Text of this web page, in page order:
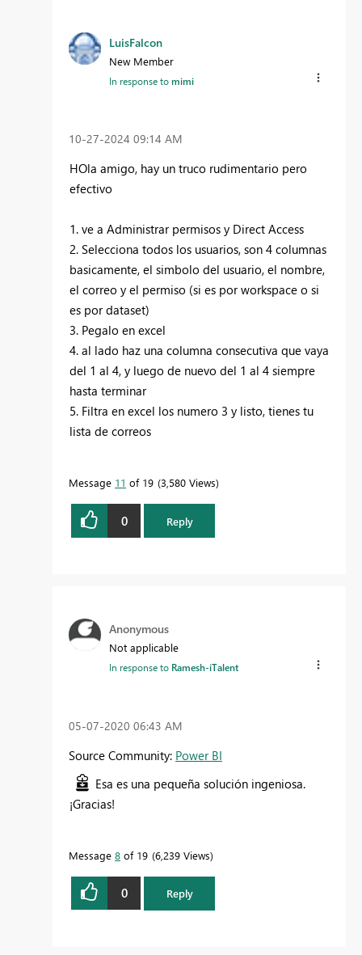
LuisFalcon
New Member
In response tomimi
‎10-27-2024 09:14 AM
HOla amigo, hay un truco rudimentario pero
efectivo
1. ve a Administrar permisos y Direct Access
2. Selecciona todos los usuarios, son 4 columnas
basicamente, el simbolo del usuario, el nombre,
el correo y el permiso (si es por workspace o si
es por dataset)
3. Pegalo en excel
4. al lado haz una columna consecutiva que vaya
del 1 al 4, y luego de nuevo del 1 al 4 siempre
hasta terminar
5. Filtra en excel los numero 3 y listo, tienes tu
lista de correos
Message 11 of 19 3,580 Views
0 Reply
Anonymous
Not applicable
In response to Ramesh-iTalent
‎05-07-2020 06:43 AM
Source Community: Power BI
Esa es una pequeña solución ingeniosa.
¡Gracias!
Message 8 of 19 6,239 Views
0 Reply